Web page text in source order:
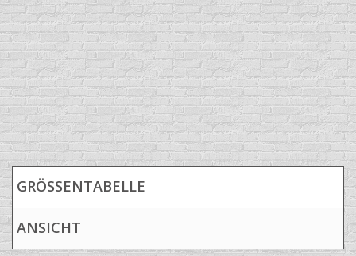
GRÖSSENTABELLE
ANSICHT